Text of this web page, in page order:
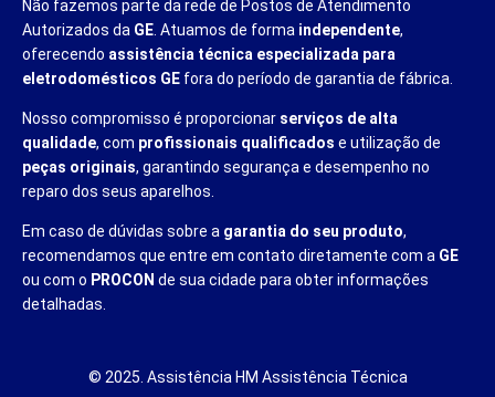
Não fazemos parte da rede de Postos de Atendimento
Autorizados da GE . Atuamos de forma independente,
oferecendo assistência técnica especializada para
eletrodomésticos GE fora do período de garantia de fábrica.
Nosso compromisso é proporcionar serviços de alta
qualidade, com profissionais qualificados e utilização de
peças originais, garantindo segurança e desempenho no
reparo dos seus aparelhos.
Em caso de dúvidas sobre a garantia do seu produto,
recomendamos que entre em contato diretamente com a GE
ou com o PROCON de sua cidade para obter informações
detalhadas.
© 2025. Assistência HM Assistência Técnica